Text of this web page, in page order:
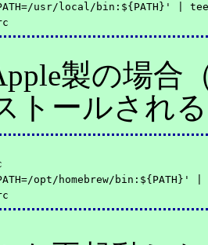
usr/local/bin:${PATH}' |
製の場合
トールされ
opt/homebrew/